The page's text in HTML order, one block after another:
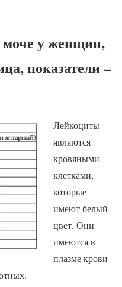
у женщин,
показатели –
Лейкоциты
являются
кровяными
клетками,
которые
имеют белый
цвет. Они
имеются в
плазме крови